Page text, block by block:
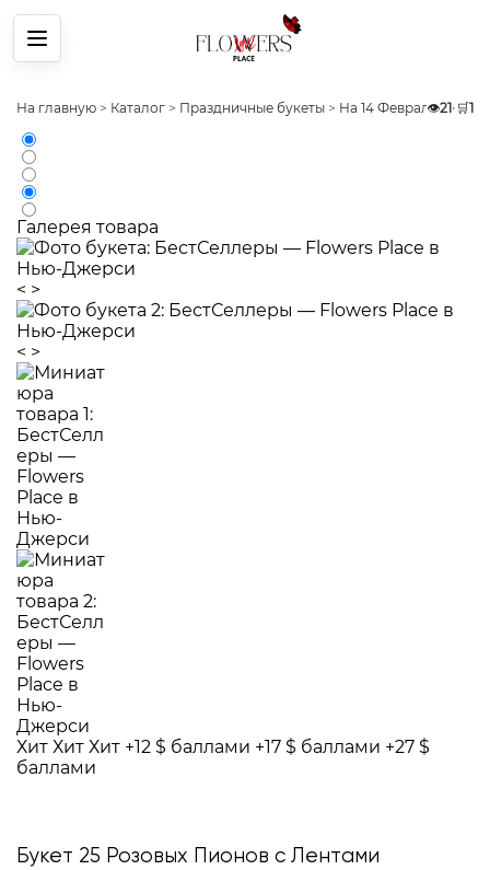
Меню
На главную > Каталог > Праздничные букеты > На 14 Февраля>
👁️21• 🛒1
Галерея товара
< >
< >
Хит Хит Хит +12 $ баллами +17 $ баллами +27 $
баллами
Букет 25 Розовых Пионов с Лентами